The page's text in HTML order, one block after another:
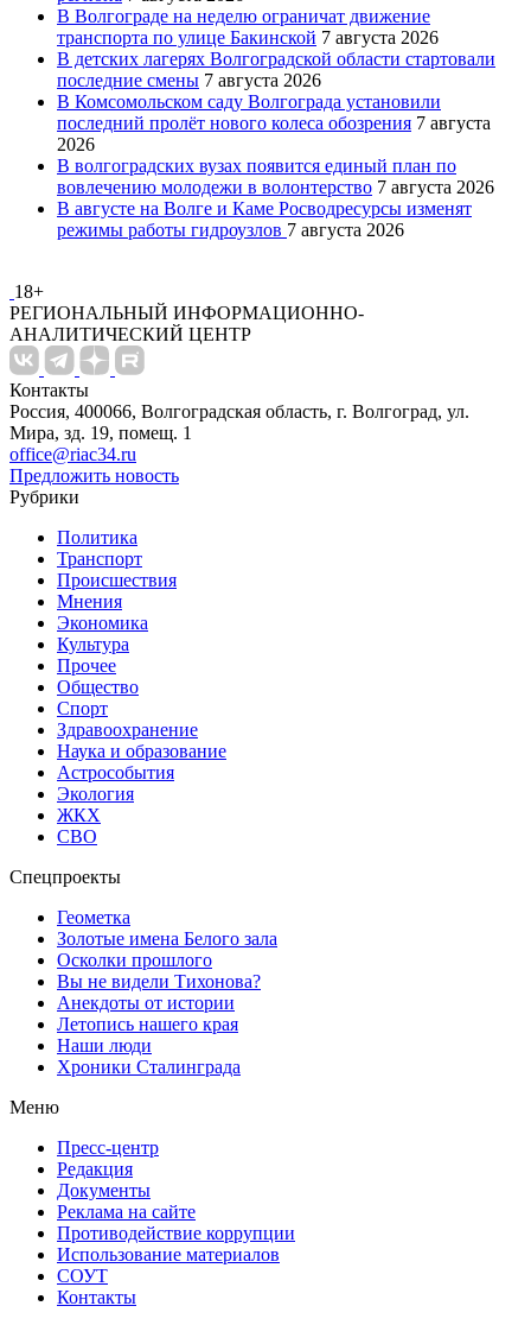
В Волгограде на неделю ограничат движение
транспорта по улице Бакинской 7 августа 2026
В детских лагерях Волгоградской области стартовали
последние смены 7 августа 2026
В Комсомольском саду Волгограда установили
последний пролёт нового колеса обозрения 7 августа
2026
В волгоградских вузах появится единый план по
вовлечению молодежи в волонтерство 7 августа 2026
В августе на Волге и Каме Росводресурсы изменят
режимы работы гидроузлов 7 августа 2026
18+
РЕГИОНАЛЬНЫЙ ИНФОРМАЦИОННО-
АНАЛИТИЧЕСКИЙ ЦЕНТР
Контакты
Россия, 400066, Волгоградская область, г. Волгоград, ул.
Мира, зд. 19, помещ. 1
office@riac34.ru
Предложить новость
Рубрики
Политика
Транспорт
Происшествия
Мнения
Экономика
Культура
Прочее
Общество
Спорт
Здравоохранение
Наука и образование
Астрособытия
Экология
ЖКХ
СВО
Спецпроекты
Геометка
Золотые имена Белого зала
Осколки прошлого
Вы не видели Тихонова?
Анекдоты от истории
Летопись нашего края
Наши люди
Хроники Сталинграда
Меню
Пресс-центр
Редакция
Документы
Реклама на сайте
Противодействие коррупции
Использование материалов
СОУТ
Контакты